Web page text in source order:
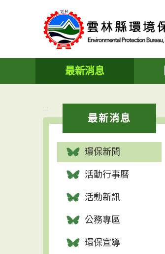
容
最新消息
:::
最新消息
環保新聞
活動行事曆
活動新訊
公務專區
環保宣導